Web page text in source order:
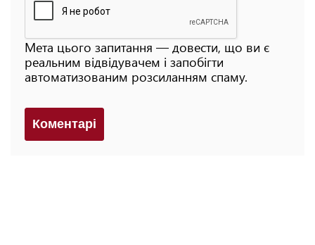
Мета цього запитання — довести, що ви є
реальним відвідувачем і запобігти
автоматизованим розсиланням спаму.
Коментарi